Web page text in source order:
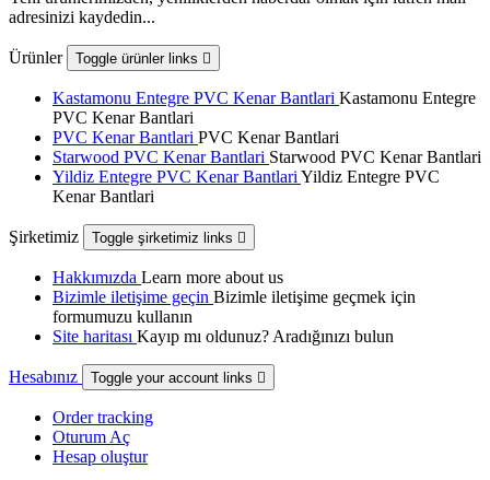
adresinizi kaydedin...
Ürünler Toggle ürünler links 
Kastamonu Entegre PVC Kenar Bantlari Kastamonu Entegre
PVC Kenar Bantlari
PVC Kenar Bantlari PVC Kenar Bantlari
Starwood PVC Kenar Bantlari Starwood PVC Kenar Bantlari
Yildiz Entegre PVC Kenar Bantlari Yildiz Entegre PVC
Kenar Bantlari
Şirketimiz Toggle şirketimiz links 
Hakkımızda Learn more about us
Bizimle iletişime geçin Bizimle iletişime geçmek için
formumuzu kullanın
Site haritası Kayıp mı oldunuz? Aradığınızı bulun
Hesabınız Toggle your account links 
Order tracking
Oturum Aç
Hesap oluştur